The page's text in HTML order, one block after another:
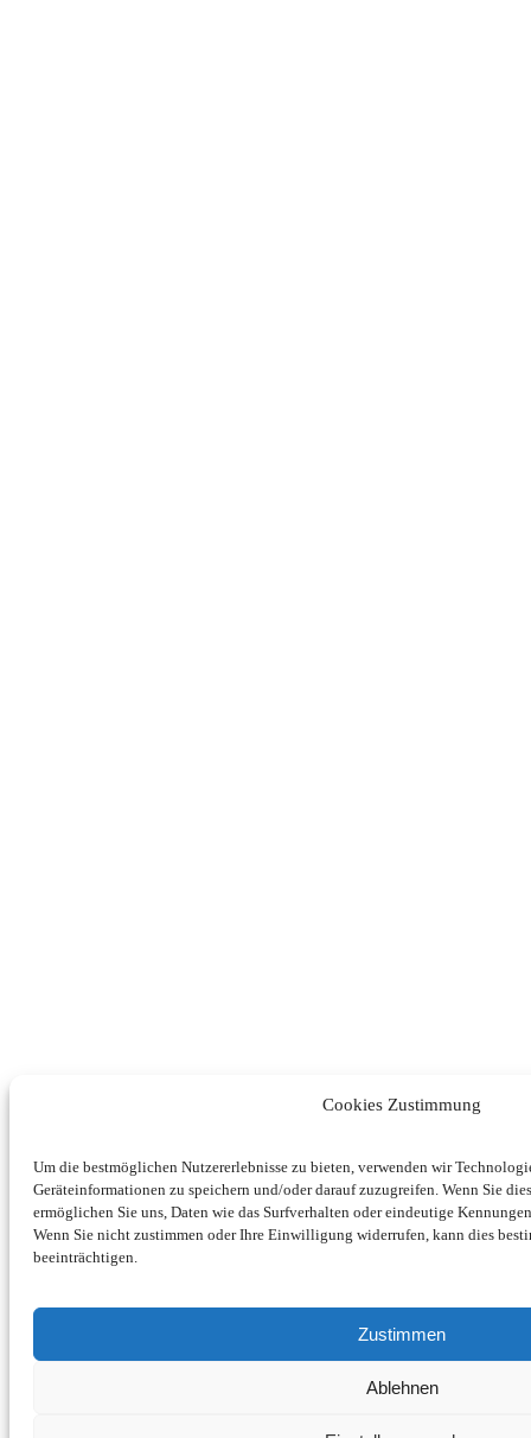
Cookies Zustimmung
Um die bestmöglichen Nutzererlebnisse zu bieten, verwenden wir
Geräteinformationen zu speichern und/oder darauf zuzugreifen. Wenn Sie
ermöglichen Sie uns, Daten wie das Surfverhalten oder eindeutige
Wenn Sie nicht zustimmen oder Ihre Einwilligung widerrufen, kann dies
beeinträchtigen.
Zustimmen
Ablehnen